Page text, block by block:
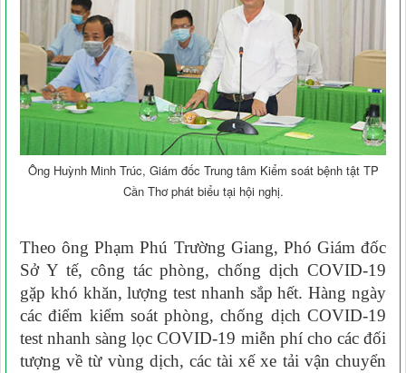
Ông Huỳnh Minh Trúc, Giám đốc Trung tâm Kiểm soát bệnh tật TP
Cần Thơ phát biểu tại hội nghị.
Theo ông Phạm Phú Trường Giang, Phó Giám đốc
Sở Y tế, công tác phòng, chống dịch COVID-19
gặp khó khăn, lượng test nhanh sắp hết. Hàng ngày
các điểm kiểm soát phòng, chống dịch COVID-19
test nhanh sàng lọc COVID-19 miễn phí cho các đối
tượng về từ vùng dịch, các tài xế xe tải vận chuyển